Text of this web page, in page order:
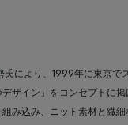
氏により、1999年に東京で
デザイン」をコンセプトに掲
み込み、ニット素材と繊